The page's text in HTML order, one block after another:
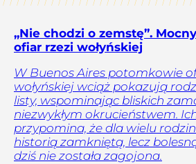
„Nie chodzi o zemstę”.
ofiar rzezi wołyńskiej
W Buenos Aires potomkowie
wołyńskiej wciąż pokazują
listy, wspominając bliskich
niezwykłym okrucieństwem.
przypomina, że dla wielu
historią zamkniętą, lecz
dziś nie została zagojona.